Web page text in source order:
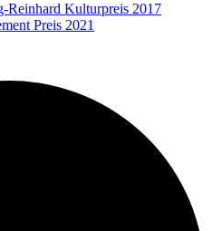
Reinhard Kulturpreis 2017
Preis 2021